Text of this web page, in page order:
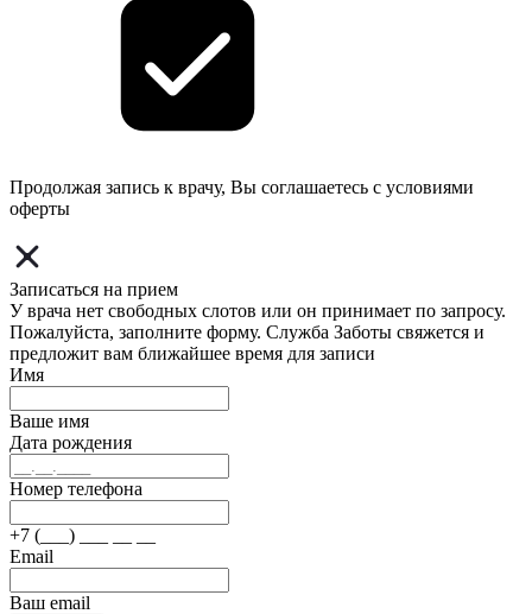
Продолжая запись к врачу, Вы соглашаетесь с условиями
оферты
Записаться на прием
У врача нет свободных слотов или он принимает по запросу.
Пожалуйста, заполните форму. Служба Заботы свяжется и
предложит вам ближайшее время для записи
Имя
Ваше имя
Дата рождения
Номер телефона
+7 (___) ___ __ __
Email
Ваш email